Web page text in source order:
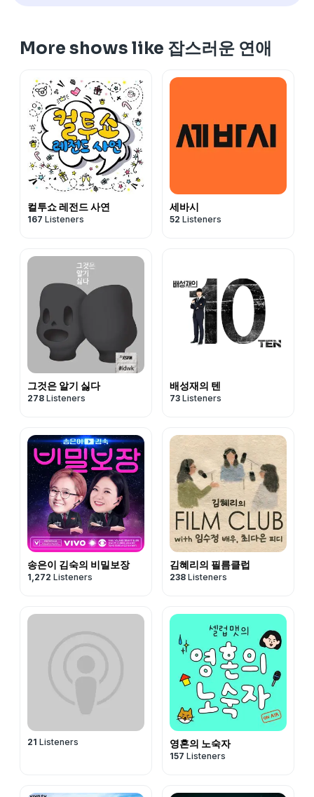
More shows like 잡스러운 연애
컬투쇼 레전드 사연
167 Listeners
세바시
52 Listeners
그것은 알기 싫다
278 Listeners
배성재의 텐
73 Listeners
송은이 김숙의 비밀보장
1,272 Listeners
김혜리의 필름클럽
238 Listeners
21 Listeners 영혼의 노숙자
157 Listeners